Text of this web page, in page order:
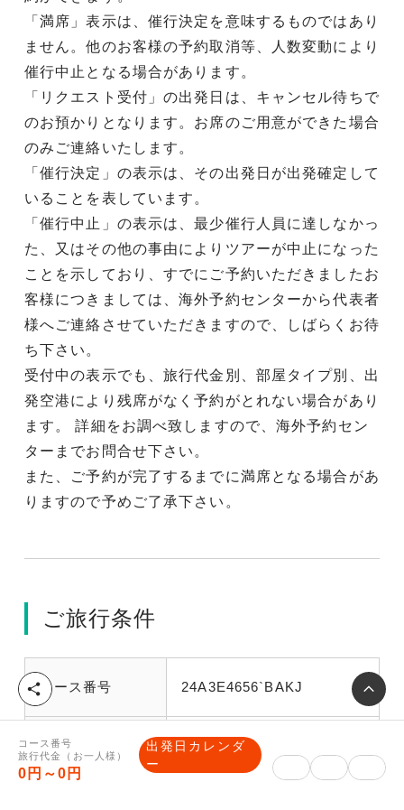
「満席」表示は、催行決定を意味するものではあり
ません。他のお客様の予約取消等、人数変動により
催行中止となる場合があります。
「リクエスト受付」の出発日は、キャンセル待ちで
のお預かりとなります。お席のご用意ができた場合
のみご連絡いたします。
「催行決定」の表示は、その出発日が出発確定して
いることを表しています。
「催行中止」の表示は、最少催行人員に達しなかっ
た、又はその他の事由によりツアーが中止になった
ことを示しており、すでにご予約いただきましたお
客様につきましては、海外予約センターから代表者
様へご連絡させていただきますので、しばらくお待
ち下さい。
受付中の表示でも、旅行代金別、部屋タイプ別、出
発空港により残席がなく予約がとれない場合があり
ます。 詳細をお調べ致しますので、海外予約セン
ターまでお問合せ下さい。
また、ご予約が完了するまでに満席となる場合があ
りますので予めご了承下さい。
ご旅行条件
コース番号 24A3E4656`BAKJ
旅行日程 5泊7日
コース番号
旅行代金（お一人様）
0円～0円
出発日カレンダ
ー
シ
ェ
ア